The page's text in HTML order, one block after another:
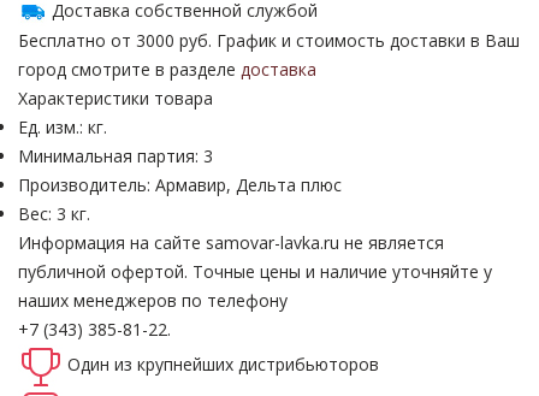
Доставка собственной службой
Бесплатно от 3000 руб. График и стоимость доставки в Ваш
город смотрите в разделе доставка
Характеристики товара
Ед. изм.: кг.
Минимальная партия: 3
Производитель: Армавир, Дельта плюс
Вес: 3 кг.
Информация на сайте samovar-lavka.ru не является
публичной офертой. Точные цены и наличие уточняйте у
наших менеджеров по телефону
+7 (343) 385-81-22.
Один из крупнейших дистрибьюторов